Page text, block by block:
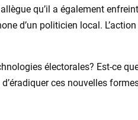
qu’il a également
d’un politicien local. L’action
électorales? Est-ce
ces nouvelles